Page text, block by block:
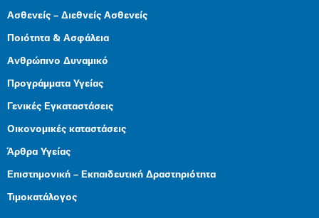
Ασθενείς – Διεθνείς Ασθενείς
Ποιότητα & Ασφάλεια
Ανθρώπινο Δυναμικό
Προγράμματα Υγείας
Γενικές Εγκαταστάσεις
Οικονομικές καταστάσεις
Άρθρα Υγείας
Επιστημονική – Εκπαιδευτική Δραστηριότητα
Τιμοκατάλογος